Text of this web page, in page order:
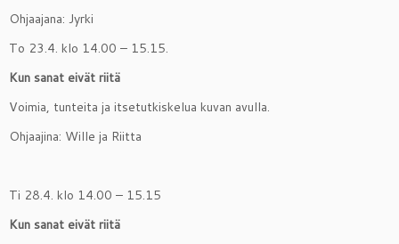
Ohjaajana: Jyrki
To 23.4. klo 14.00 – 15.15.
Kun sanat eivät riitä
Voimia, tunteita ja itsetutkiskelua kuvan avulla.
Ohjaajina: Wille ja Riitta
Ti 28.4. klo 14.00 – 15.15
Kun sanat eivät riitä